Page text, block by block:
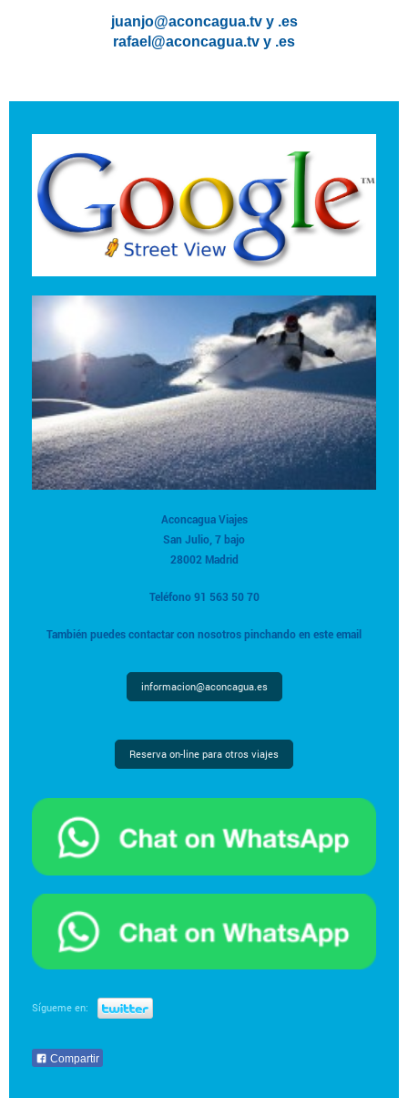
juanjo@aconcagua.tv y .es
rafael@aconcagua.tv y .es
Aconcagua Viajes
San Julio, 7 bajo
28002 Madrid
Teléfono 91 563 50 70
También puedes contactar con nosotros pinchando en este email
informacion@aconcagua.es
Reserva on-line para otros viajes
Sígueme en:
Compartir